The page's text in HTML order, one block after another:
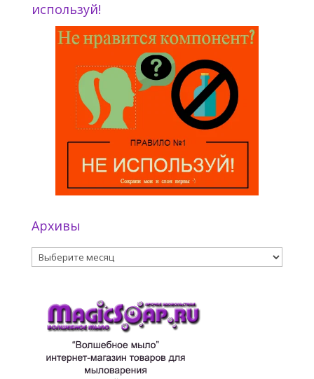
используй!
Архивы
Архивы